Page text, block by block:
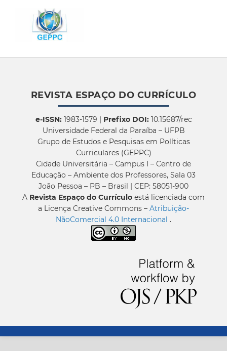
REVISTA ESPAÇO DO CURRÍCULO
e-ISSN:1983-1579 | Prefixo DOI:10.15687/rec
Universidade Federal da Paraíba – UFPB
Grupo de Estudos e Pesquisas em Políticas
Curriculares (GEPPC)
Cidade Universitária – Campus I – Centro de
Educação – Ambiente dos Professores, Sala 03
João Pessoa – PB – Brasil | CEP: 58051-900
A Revista Espaço do Currículo está licenciada com
a Licença Creative Commons – Atribuição-
NãoComercial 4.0 Internacional .